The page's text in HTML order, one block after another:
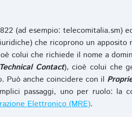
(ad esempio: telecomitalia.sm)
che ricoprono un apposito
colui che richiede il nome a
Technical Contact), cioè colui che
Può anche coincidere con il
passaggi, uno per ruolo: la
Elettronico (MRE).